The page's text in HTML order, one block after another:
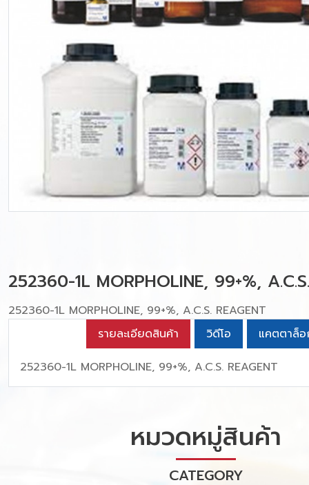
252360-1L MORPHOLINE, 99+%,
252360-1L MORPHOLINE, 99+%, A.C.S. REAGENT
รายละเอียดสินค้า
วิดีโอ
แคตตาล็
252360-1L MORPHOLINE, 99+%, A.C.S. REAGENT
หมวดหมู่สินค้า
CATEGORY